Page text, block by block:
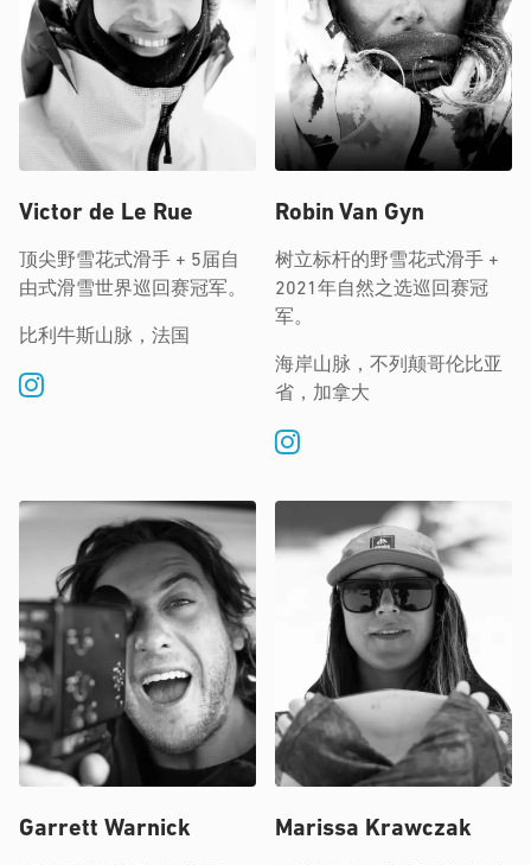
Victor de Le Rue
顶尖野雪花式滑手 + 5届自
由式滑雪世界巡回赛冠军。
比利牛斯山脉，法国
Robin Van Gyn
树立标杆的野雪花式滑手 +
2021年自然之选巡回赛冠
军。
海岸山脉，不列颠哥伦比亚
省，加拿大
Garrett Warnick Marissa Krawczak